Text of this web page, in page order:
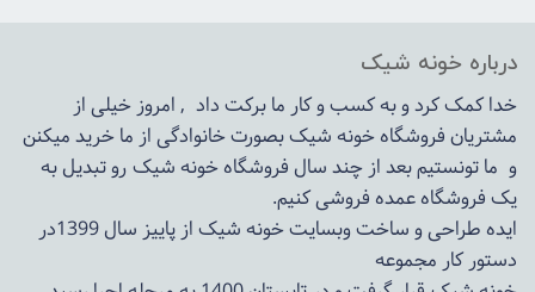
درباره خونه شیک
خدا کمک کرد و به کسب و کار ما برکت داد , امروز خیلی از
مشتریان فروشگاه خونه شیک بصورت خانوادگی از ما خرید میکنن
و ما تونستیم بعد از چند سال فروشگاهخونه شیکرو تبدیل به
یک فروشگاه عمده فروشی کنیم.
ایده طراحی و ساخت وبسایت خونه شیک از پاییز سال 1399در
دستور کار مجموعه